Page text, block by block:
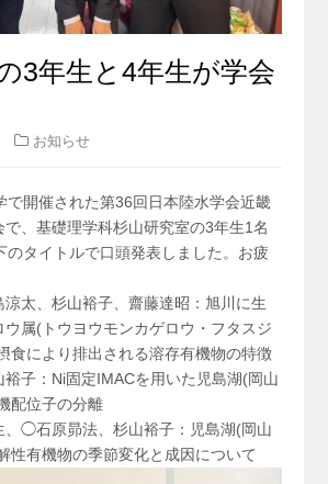
3年生と4年生が学会
お知らせ
で開催された第36回日本陸水学会近畿
、基礎理学科杉山研究室の3年生1名
のタイトルで口頭発表しました。お疲
太、杉山裕子、齋藤達昭：旭川に生
ウ属(トウヨウモンカゲロウ・フタスジ
食により排出される溶存有機物の特徴
子：Ni固定IMACを用いた児島湖(岡山
配位子の分離
、◯石原昴法、杉山裕子：児島湖(岡山
性有機物の季節変化と成因について